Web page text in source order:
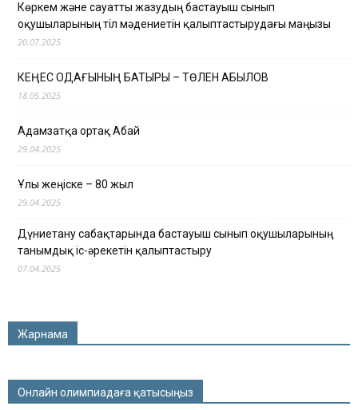
Көркем және сауатты жазудың бастауыш сынып
оқушыларының тіл мәдениетін қалыптастырудағы маңызы
20.07.2025
КЕҢЕС ОДАҒЫНЫҢ БАТЫРЫ – ТӨЛЕН ҚАБЫЛОВ
18.05.2025
Адамзатқа ортақ Абай
29.04.2025
Ұлы жеңіске – 80 жыл
29.04.2025
Дүниетану сабақтарында бастауыш сынып оқушыларының
танымдық іс-әрекетін қалыптастыру
07.04.2025
Жарнама
Онлайн олимпиадаға қатысыңыз